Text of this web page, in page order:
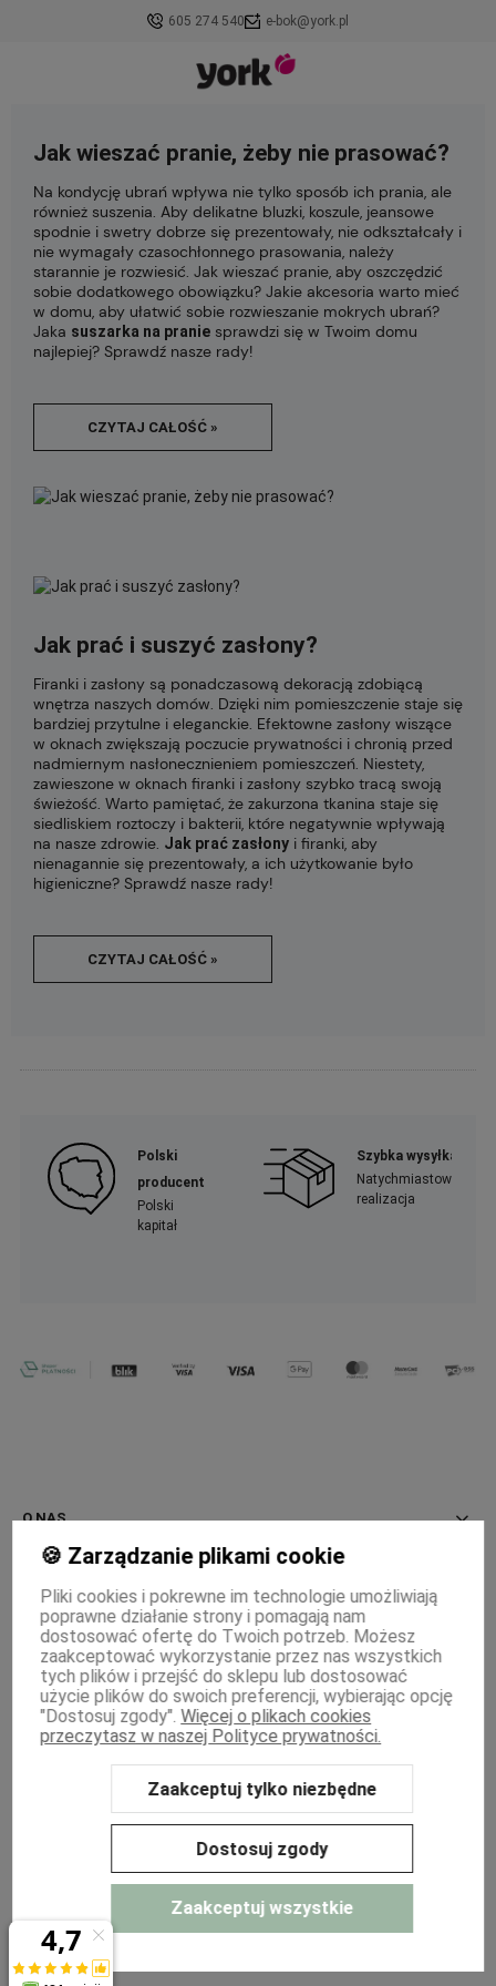
605 274 540 e-bok@york.pl
Jak wieszać pranie, żeby nie prasować?
CZYTAJ CAŁOŚĆ »
Na kondycję ubrań wpływa nie tylko sposób ich prania, ale
również suszenia. Aby delikatne bluzki, koszule, jeansowe
spodnie i swetry dobrze się prezentowały, nie odkształcały i
nie wymagały czasochłonnego prasowania, należy
starannie je rozwiesić. Jak wieszać pranie, aby oszczędzić
sobie dodatkowego obowiązku? Jakie akcesoria warto mieć
w domu, aby ułatwić sobie rozwieszanie mokrych ubrań?
Jaka suszarka na pranie sprawdzi się w Twoim domu
najlepiej? Sprawdź nasze rady!
Jak prać i suszyć zasłony?
Firanki i zasłony są ponadczasową dekoracją zdobiącą
wnętrza naszych domów. Dzięki nim pomieszczenie staje się
bardziej przytulne i eleganckie. Efektowne zasłony wiszące
w oknach zwiększają poczucie prywatności i chronią przed
nadmiernym nasłonecznieniem pomieszczeń. Niestety,
zawieszone w oknach firanki i zasłony szybko tracą swoją
świeżość. Warto pamiętać, że zakurzona tkanina staje się
siedliskiem roztoczy i bakterii, które negatywnie wpływają
na nasze zdrowie. Jak prać zasłony i firanki, aby
nienagannie się prezentowały, a ich użytkowanie było
higieniczne? Sprawdź nasze rady!
CZYTAJ CAŁOŚĆ »
Polski
producent
Polski
kapitał
Szybka wysyłka
Natychmiastowa
realizacja
O NAS
INFORMACJE
PŁATNOŚCI I DOSTAWA
MOJE KONTO
WSPÓŁPRACA
Sklep internetowy Shoper Premium Szablon Shoper Modern 3.0™
🍪 Zarządzanie plikami cookie
Pliki cookies i pokrewne im technologie umożliwiają
poprawne działanie strony i pomagają nam
dostosować ofertę do Twoich potrzeb. Możesz
zaakceptować wykorzystanie przez nas wszystkich
tych plików i przejść do sklepu lub dostosować
użycie plików do swoich preferencji, wybierając opcję
"Dostosuj zgody". Więcej o plikach cookies
przeczytasz w naszej Polityce prywatności.
Zaakceptuj tylko niezbędne
Dostosuj zgody
Zaakceptuj wszystkie